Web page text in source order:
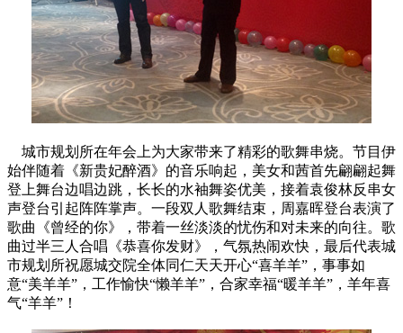
城市规划所在年会上为大家带来了精彩的歌舞串烧。节目伊
始伴随着《新贵妃醉酒》的音乐响起，美女和茜首先翩翩起舞
登上舞台边唱边跳，长长的水袖舞姿优美，接着袁俊林反串女
声登台引起阵阵掌声。一段双人歌舞结束，周嘉晖登台表演了
歌曲《曾经的你》，带着一丝淡淡的忧伤和对未来的向往。歌
曲过半三人合唱《恭喜你发财》，气氛热闹欢快，最后代表城
市规划所祝愿城交院全体同仁天天开心“喜羊羊”，事事如
意“美羊羊”，工作愉快“懒羊羊”，合家幸福“暖羊羊”，羊年喜
气“羊羊”！